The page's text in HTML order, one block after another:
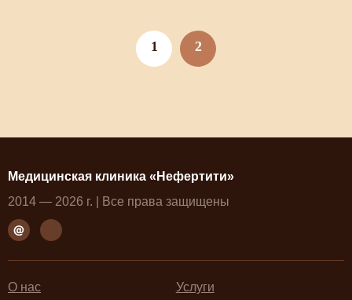
1 2
Медицинская клиника «Нефертити»
2014 — 2026 г. | Все права защищены
О нас
Услуги